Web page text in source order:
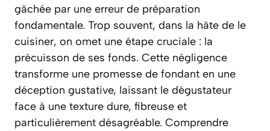
gâchée par une erreur de préparation
fondamentale. Trop souvent, dans la hâte de le
cuisiner, on omet une étape cruciale : la
précuisson de ses fonds. Cette négligence
transforme une promesse de fondant en une
déception gustative, laissant le dégustateur
face à une texture dure, fibreuse et
particulièrement désagréable. Comprendre